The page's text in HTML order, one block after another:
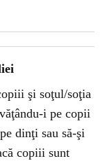
şi soţul/soţia
i pe copii
dinţi sau să-şi
copiii sunt